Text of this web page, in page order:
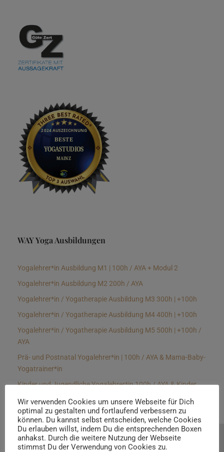
WAY Yoga Ausbildungen
Yogalehrer*in Ausbildung M1 | 100h / AYA + Modul 2
Yogalehrer*in Ausbildung M2 200h / AYA
Yogalehrer*in / Yogatherapie Ausbildung M3 300h | +100h
Yogalehrer*in / Yogatherapie Ausbildung M4 400h | +100h
Yogalehrer*in / Yogatherapie Ausbildung M5 500h | +100h /
AYA
Prä- und Postnatal Yogalehrer*in | 100h / AYA & Mama-Baby-
Yogatrainer*in
Kinder und Jugendliche Yogalehrer*in 100h / AYA & Kinder
Yin Yogalehrer*in | 100 h & Faszientrainer*in
Hormon Yogalehrer*in / Yogatherapeut*in &
Stressmanagementtrainer*in | 70h
Wir verwenden Cookies um unsere Webseite für Dich
optimal zu gestalten und fortlaufend verbessern zu
können. Du kannst selbst entscheiden, welche Cookies
Du erlauben willst, indem Du die entsprechenden Boxen
anhakst. Durch die weitere Nutzung der Webseite
stimmst Du der Verwendung von Cookies zu.
Beratung buchen